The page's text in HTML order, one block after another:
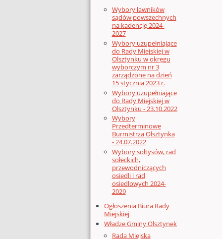
Wybory ławników
sądów powszechnych
na kadencję 2024-
2027
Wybory uzupełniające
do Rady Miejskiej w
Olsztynku w okręgu
wyborczym nr 3
zarządzone na dzień
15 stycznia 2023 r.
Wybory uzupełniające
do Rady Miejskiej w
Olsztynku - 23.10.2022
Wybory
Przedterminowe
Burmistrza Olsztynka
- 24.07.2022
Wybory sołtysów, rad
sołeckich,
przewodniczących
osiedli i rad
osiedlowych 2024-
2029
Ogłoszenia Biura Rady
Miejskiej
Władze Gminy Olsztynek
Rada Miejska